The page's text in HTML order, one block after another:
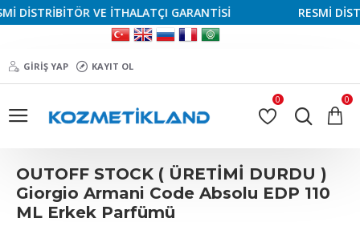
DİSTRİBİTÖR VE İTHALATÇI GARANTİSİ RESMİ
GIRIŞ YAP KAYIT OL
0 0
OUTOFF STOCK ( ÜRETİMİ DURDU )
Giorgio Armani Code Absolu EDP 110
ML Erkek Parfümü